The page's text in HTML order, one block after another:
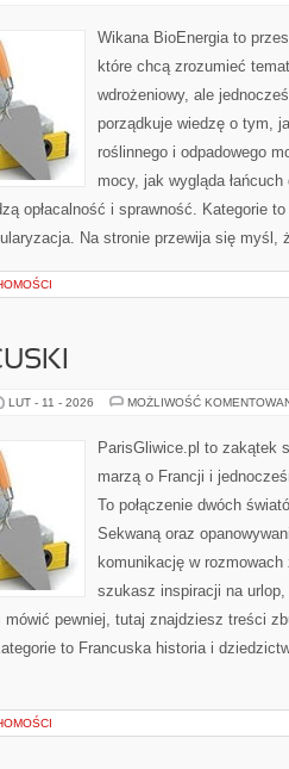
Wikana BioEnergia to
które chcą zrozumieć
wdrożeniowy, ale
porządkuje wiedzę o tym,
roślinnego i odpadowego
mocy, jak wygląda
opłacalność i sprawność. Kategorie
Na stronie przewija się
LUT - 11 - 2026 MOŻLIWOŚĆ
ParisGliwice.pl to zakątek
marzą o Francji i
To połączenie dwóch
Sekwaną oraz
komunikację w
szukasz inspiracji na
pewniej, tutaj znajdziesz treści
to Francuska historia i